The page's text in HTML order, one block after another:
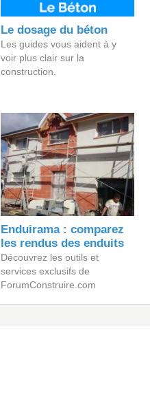
Le dosage du béton
Les guides vous aident à y
voir plus clair sur la
construction.
Enduirama : comparez
les rendus des enduits
Découvrez les outils et
services exclusifs de
ForumConstruire.com